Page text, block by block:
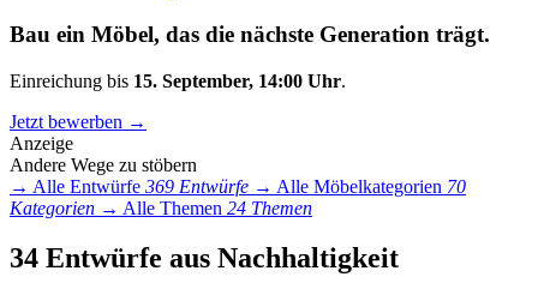
Bau ein Möbel, das die nächste Generation trägt.
Einreichung bis 15. September, 14:00 Uhr.
Jetzt bewerben →
Anzeige
Andere Wege zu stöbern
→ Alle Entwürfe 369 Entwürfe → Alle Möbelkategorien 70
Kategorien → Alle Themen 24 Themen
34 Entwürfe aus Nachhaltigkeit